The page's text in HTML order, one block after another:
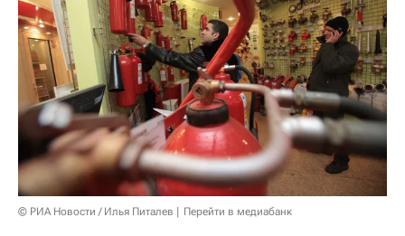
© РИА Новости / Илья Питалев Перейти в медиабанк